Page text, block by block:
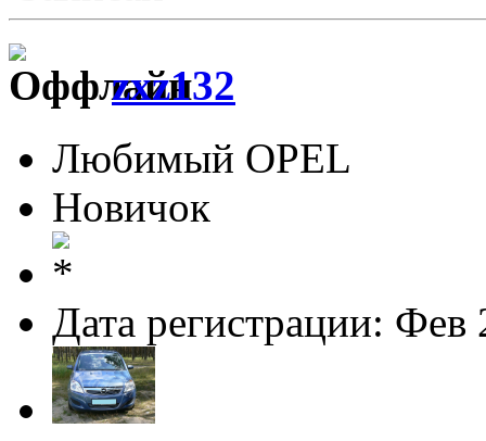
zxz132
Любимый OPEL
Новичок
Дата регистрации: Фев